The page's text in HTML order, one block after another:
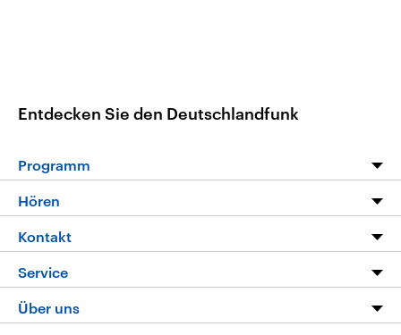
Entdecken Sie den Deutschlandfunk
Programm
Programm
Die Nachrichten
Nachrichtenleicht
Neue Beiträge auf dlf.de
Hören
Livestream
Podcasts
Deutschlandfunk App
Kontakt
Hörerservice
Service
FAQ
Über uns